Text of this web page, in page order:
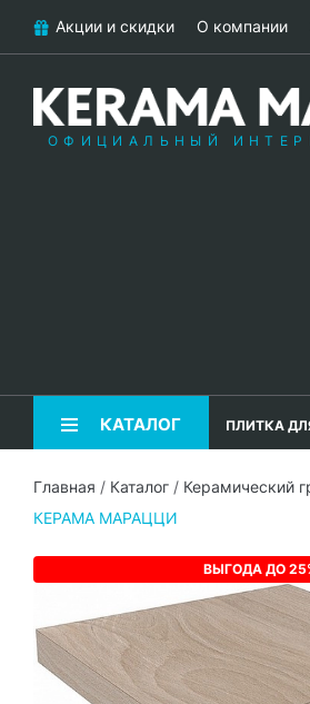
Акции и скидки О компании
ОФИЦИАЛЬНЫЙ
КАТАЛОГ ПЛИТКА
Главная / Каталог / Керамический
КЕРАМА МАРАЦЦИ
ВЫГОДА ДО